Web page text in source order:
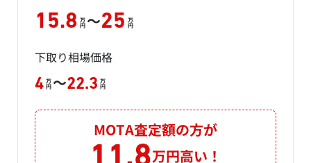
15.8 万
円 ～25 万
円
下取り相場価格
4 万
円 ～22.3 万
円
MOTA査定額の方が
万円高い！